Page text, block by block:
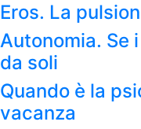
Eros. La
Autonomia. Se
da soli
Quando è la
vacanza